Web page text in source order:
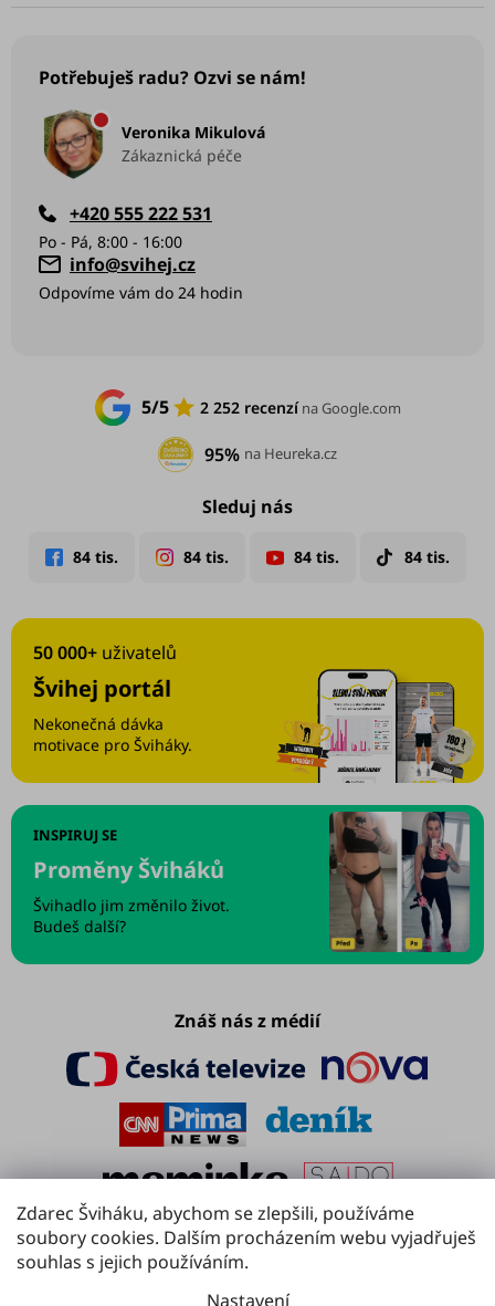
Zdarec Šviháku, abychom se zlepšili, používáme
soubory cookies. Dalším procházením webu vyjadřuješ
souhlas s jejich používáním.
Nastavení
Potřebuješ radu? Ozvi se nám!
Veronika Mikulová
Zákaznická péče
info@svihej.cz
+420 555 222 531
Sleduj nás
5/5 2 252 recenzína Google.com
95% na Heureka.cz
50 000+ uživatelů
Švihej portál
Nekonečná dávka
motivace pro Šviháky.
INSPIRUJ SE
Proměny Šviháků
Švihadlo jim změnilo život.
Budeš další?
Znáš nás z médií